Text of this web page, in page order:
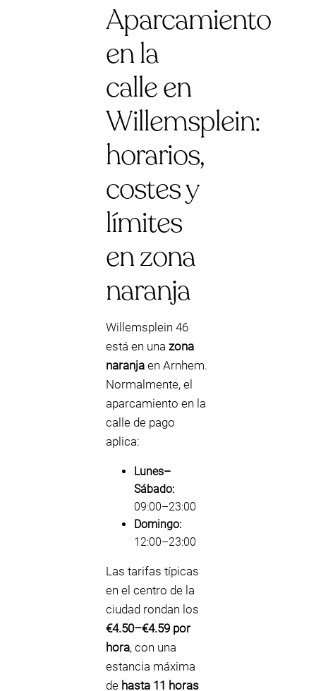
Aparcamiento
en la
calle en
Willemsplein:
horarios,
costes y
límites
en zona
naranja
Willemsplein 46
está en una zona
naranja en Arnhem.
Normalmente, el
aparcamiento en la
calle de pago
aplica:
Lunes–
Sábado:
09:00–23:00
Domingo:
12:00–23:00
Las tarifas típicas
en el centro de la
ciudad rondan los
€4.50–€4.59 por
hora, con una
estancia máxima
de hasta 11 horas